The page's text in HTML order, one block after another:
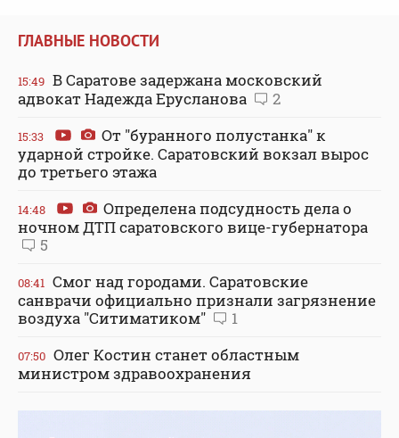
ГЛАВНЫЕ НОВОСТИ
15:49 В Саратове задержана московский
адвокат Надежда Ерусланова
2
15:33
От "буранного полустанка" к
ударной стройке. Саратовский вокзал вырос
до третьего этажа
14:48
Определена подсудность дела о
ночном ДТП саратовского вице-губернатора
5
08:41 Смог над городами. Саратовские
санврачи официально признали загрязнение
воздуха "Ситиматиком"
1
07:50 Олег Костин станет областным
министром здравоохранения